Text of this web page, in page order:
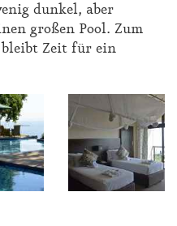
dunkel, aber
großen Pool. Zum
bleibt Zeit für ein